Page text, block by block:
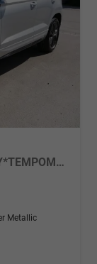
Sportline 2.0 TSI 4x4 DSG DSG*KESSY*TEMPOMAT*PDC-HINTEN*SMARTLINK*LED*
Metallic